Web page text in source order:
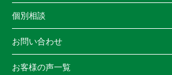
個別相談
お問い合わせ
お客様の声一覧